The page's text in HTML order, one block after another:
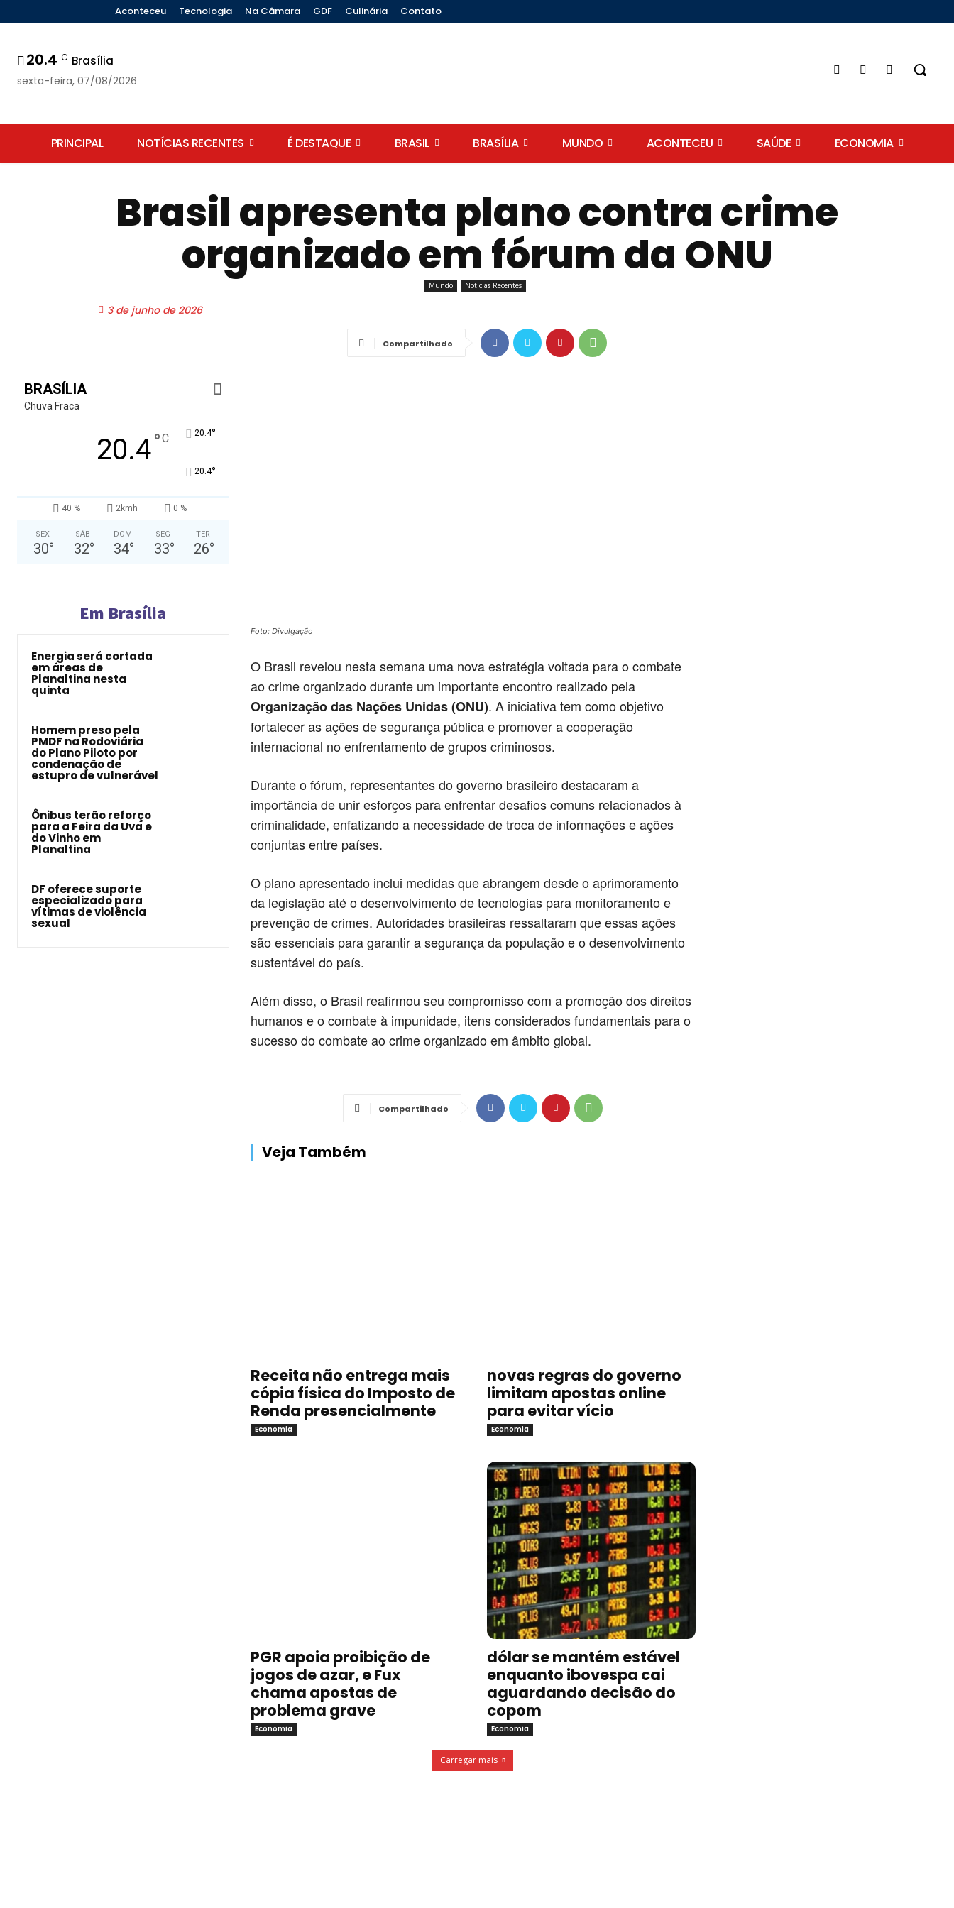
Aconteceu Tecnologia Na Câmara GDF Culinária Contato
20.4 C Brasília
sexta-feira, 07/08/2026
PRINCIPAL NOTÍCIAS RECENTES É DESTAQUE BRASIL BRASÍLIA MUNDO ACONTECEU SAÚDE ECONOMIA
Brasil apresenta plano contra crime
organizado em fórum da ONU
Mundo Notícias Recentes
3 de junho de 2026
Compartilhado
BRASÍLIA
Chuva Fraca
20.4°C 20.4°
20.4°
40 % 2kmh 0 %
SEX
30°
SÁB
32°
DOM
34°
SEG
33°
TER
26°
Em Brasília
Energia será cortada
em áreas de
Planaltina nesta
quinta
Homem preso pela
PMDF na Rodoviária
do Plano Piloto por
condenação de
estupro de vulnerável
Ônibus terão reforço
para a Feira da Uva e
do Vinho em
Planaltina
DF oferece suporte
especializado para
vítimas de violência
sexual
Foto: Divulgação
O Brasil revelou nesta semana uma nova estratégia voltada para o combate
ao crime organizado durante um importante encontro realizado pela
Organização das Nações Unidas (ONU). A iniciativa tem como objetivo
fortalecer as ações de segurança pública e promover a cooperação
internacional no enfrentamento de grupos criminosos.
Durante o fórum, representantes do governo brasileiro destacaram a
importância de unir esforços para enfrentar desafios comuns relacionados à
criminalidade, enfatizando a necessidade de troca de informações e ações
conjuntas entre países.
O plano apresentado inclui medidas que abrangem desde o aprimoramento
da legislação até o desenvolvimento de tecnologias para monitoramento e
prevenção de crimes. Autoridades brasileiras ressaltaram que essas ações
são essenciais para garantir a segurança da população e o desenvolvimento
sustentável do país.
Além disso, o Brasil reafirmou seu compromisso com a promoção dos direitos
humanos e o combate à impunidade, itens considerados fundamentais para o
sucesso do combate ao crime organizado em âmbito global.
Compartilhado
Veja Também
Receita não entrega mais
cópia física do Imposto de
Renda presencialmente
Economia
novas regras do governo
limitam apostas online
para evitar vício
Economia
PGR apoia proibição de
jogos de azar, e Fux
chama apostas de
problema grave
Economia
dólar se mantém estável
enquanto ibovespa cai
aguardando decisão do
copom
Economia
Carregar mais